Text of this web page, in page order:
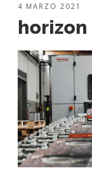
4 MARZO 2021
horizon